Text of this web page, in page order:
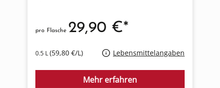
0.5 L(59,80 €/L) Lebensmittelangaben
pro Flasche 29,90 €*
Mehr erfahren